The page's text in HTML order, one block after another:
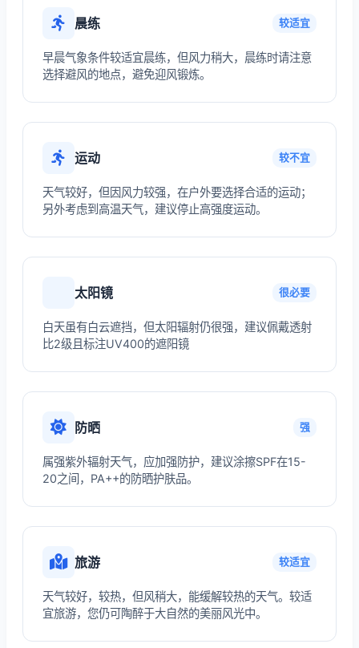
晨练 较适宜
早晨气象条件较适宜晨练，但风力稍大，晨练时请注意
选择避风的地点，避免迎风锻炼。
运动 较不宜
天气较好，但因风力较强，在户外要选择合适的运动；
另外考虑到高温天气，建议停止高强度运动。
太阳镜 很必要
白天虽有白云遮挡，但太阳辐射仍很强，建议佩戴透射
比2级且标注UV400的遮阳镜
防晒 强
属强紫外辐射天气，应加强防护，建议涂擦SPF在15-
20之间，PA++的防晒护肤品。
旅游 较适宜
天气较好，较热，但风稍大，能缓解较热的天气。较适
宜旅游，您仍可陶醉于大自然的美丽风光中。